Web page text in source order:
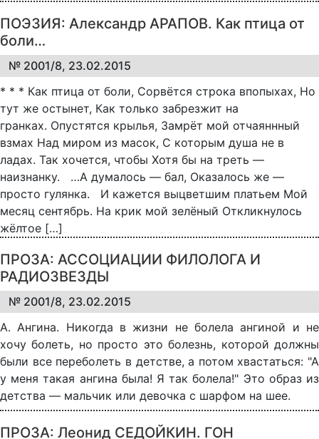
ПОЭЗИЯ: Александр АРАПОВ. Как птица от
боли…
№ 2001/8, 23.02.2015
* * * Как птица от боли, Сорвётся строка впопыхах, Но
тут же остынет, Как только забрезжит на
гранках. Опустятся крылья, Замрёт мой отчаяннный
взмах Над миром из масок, С которым душа не в
ладах. Так хочется, чтобы Хотя бы на треть —
наизнанку. …А думалось — бал, Оказалось же —
просто гулянка. И кажется выцветшим платьем Мой
месяц сентябрь. На крик мой зелёный Откликнулось
жёлтое […]
ПРОЗА: АССОЦИАЦИИ ФИЛОЛОГА И
РАДИОЗВЕЗДЫ
№ 2001/8, 23.02.2015
А. Ангина. Никогда в жизни не болела ангиной и не
хочу болеть, но просто это болезнь, которой должны
были все переболеть в детстве, а потом хвастаться: "А
у меня такая ангина была! Я так болела!" Это образ из
детства — мальчик или девочка с шарфом на шее.
ПРОЗА: Леонид СЕДОЙКИН. ГОН